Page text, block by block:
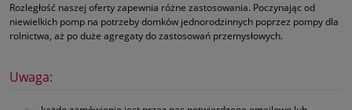
Rozległość naszej oferty zapewnia różne zastosowania. Poczynając od
niewielkich pomp na potrzeby domków jednorodzinnych poprzez pompy dla
rolnictwa, aż po duże agregaty do zastosowań przemysłowych.
Uwaga: